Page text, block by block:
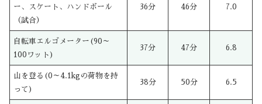
ー、スケート、ハンドボール
（試合）
36分 46分 7.0
自転車エルゴメーター(90～
100ワット)
37分 47分 6.8
山を登る(0～4.1kgの荷物を持
って)
38分 50分 6.5